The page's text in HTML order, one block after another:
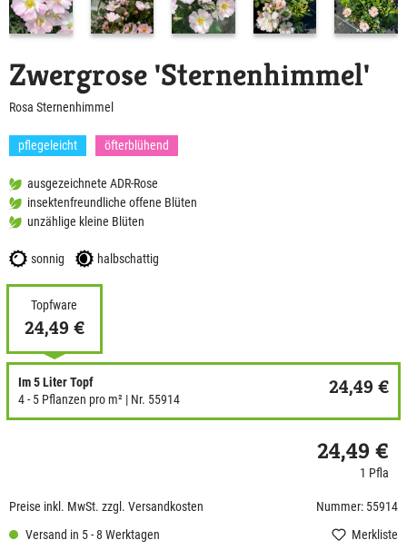
Zwergrose 'Sternenhimmel'
Rosa Sternenhimmel
pflegeleicht öfterblühend
ausgezeichnete ADR-Rose
insektenfreundliche offene Blüten
unzählige kleine Blüten
sonnig halbschattig
Topfware
24,49 €
Im 5 Liter Topf
4 - 5 Pflanzen pro m² | Nr. 55914
24,49 €
24,49 €
1 Pfla
Preise inkl. MwSt. zzgl. Versandkosten
Nummer: 55914
Versand in 5 - 8 Werktagen
Merkliste